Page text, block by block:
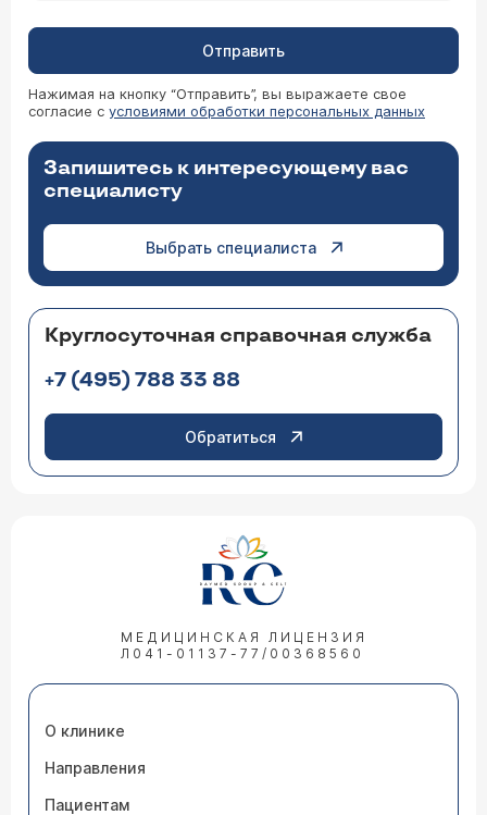
Отправить
Нажимая на кнопку “Отправить”, вы выражаете свое
согласие с условиями обработки персональных данных
Запишитесь к интересующему вас
специалисту
Выбрать специалиста
Круглосуточная справочная служба
+7 (495) 788 33 88
Обратиться
МЕДИЦИНСКАЯ ЛИЦЕНЗИЯ
Л041-01137-77/00368560
О клинике
Направления
Пациентам